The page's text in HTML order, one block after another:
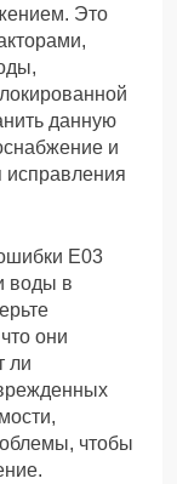
Это
данную
и
исправления
Е03
воды в
они
ли
чтобы